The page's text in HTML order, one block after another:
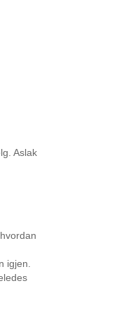
Aslak
igjen.